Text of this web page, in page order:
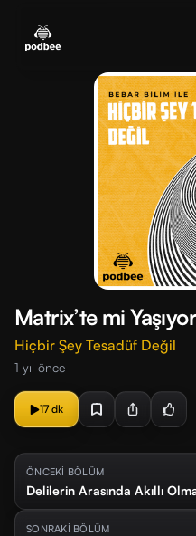
menu
Matrix’te mi
Hiçbir Şey Tesadüf Değil
1 yıl önce
17 dk
ÖNCEKİ BÖLÜM
Delilerin Arasında Akıllı
SONRAKİ BÖLÜM